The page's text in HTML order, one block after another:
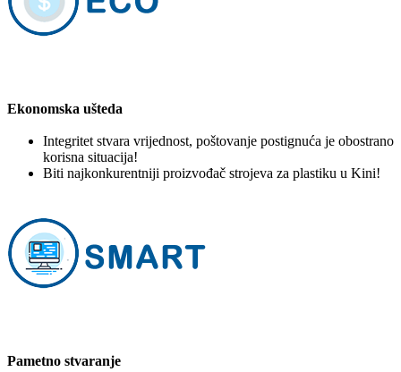
Ekonomska ušteda
Integritet stvara vrijednost, poštovanje postignuća je obostrano
korisna situacija!
Biti najkonkurentniji proizvođač strojeva za plastiku u Kini!
Pametno stvaranje